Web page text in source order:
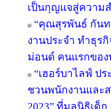
เป็นกุญแจสู่ความส
“คุณสุรพันธ์ กันท
งานประจำ ทำธุร
ม่อนด์ คนแรกของ
“เฮอร์บาไลฟ์ ป
ชวนพนักงานและส
2023” ที่มูลนิธิเด็ก